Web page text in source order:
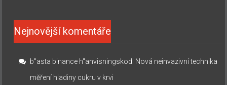
Nejnovější komentáře
b"asta binance h"anvisningskod: Nová neinvazivní technika
měření hladiny cukru v krvi